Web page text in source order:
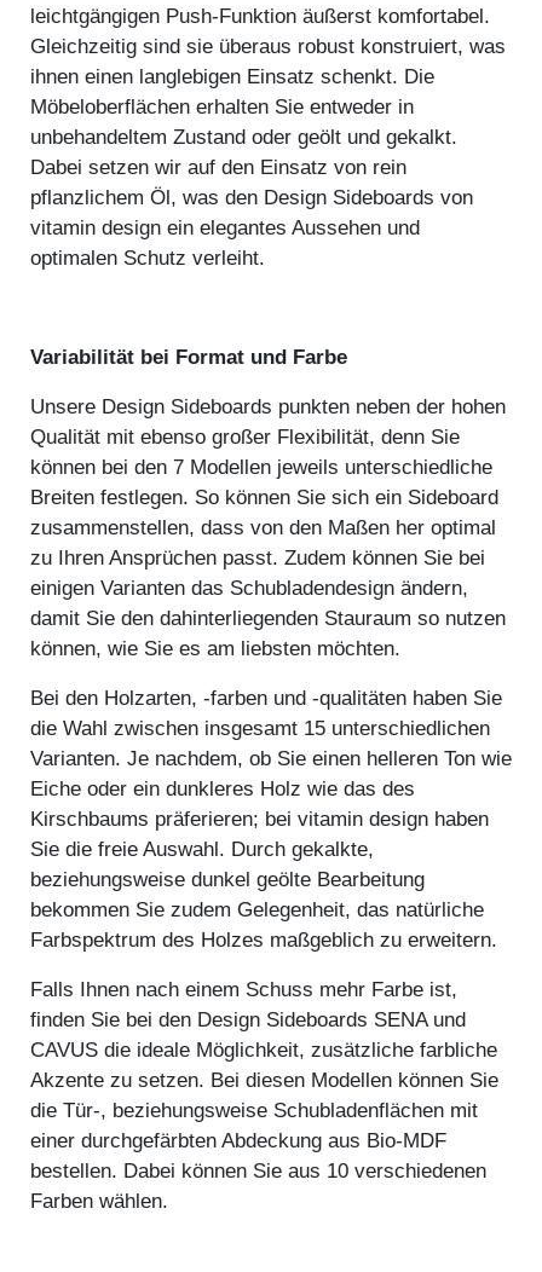
leichtgängigen Push-Funktion äußerst komfortabel.
Gleichzeitig sind sie überaus robust konstruiert, was
ihnen einen langlebigen Einsatz schenkt. Die
Möbeloberflächen erhalten Sie entweder in
unbehandeltem Zustand oder geölt und gekalkt.
Dabei setzen wir auf den Einsatz von rein
pflanzlichem Öl, was den Design Sideboards von
vitamin design ein elegantes Aussehen und
optimalen Schutz verleiht.
Variabilität bei Format und Farbe
Unsere Design Sideboards punkten neben der hohen
Qualität mit ebenso großer Flexibilität, denn Sie
können bei den 7 Modellen jeweils unterschiedliche
Breiten festlegen. So können Sie sich ein Sideboard
zusammenstellen, dass von den Maßen her optimal
zu Ihren Ansprüchen passt. Zudem können Sie bei
einigen Varianten das Schubladendesign ändern,
damit Sie den dahinterliegenden Stauraum so nutzen
können, wie Sie es am liebsten möchten.
Bei den Holzarten, -farben und -qualitäten haben Sie
die Wahl zwischen insgesamt 15 unterschiedlichen
Varianten. Je nachdem, ob Sie einen helleren Ton wie
Eiche oder ein dunkleres Holz wie das des
Kirschbaums präferieren; bei vitamin design haben
Sie die freie Auswahl. Durch gekalkte,
beziehungsweise dunkel geölte Bearbeitung
bekommen Sie zudem Gelegenheit, das natürliche
Farbspektrum des Holzes maßgeblich zu erweitern.
Falls Ihnen nach einem Schuss mehr Farbe ist,
finden Sie bei den Design Sideboards SENA und
CAVUS die ideale Möglichkeit, zusätzliche farbliche
Akzente zu setzen. Bei diesen Modellen können Sie
die Tür-, beziehungsweise Schubladenflächen mit
einer durchgefärbten Abdeckung aus Bio-MDF
bestellen. Dabei können Sie aus 10 verschiedenen
Farben wählen.